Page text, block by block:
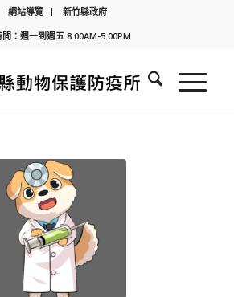
網站導覽
新竹縣政府
間：週一到週五 8:00AM-5:00PM